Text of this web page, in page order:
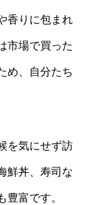
香りに包まれ
市場で買った
め、自分たち
を気にせず訪
鮮丼、寿司な
豊富です。